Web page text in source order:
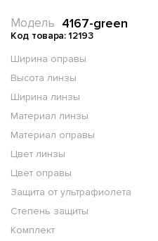
4167-green
Модель
Код товара: 12193
Ширина оправы
Высота линзы
Ширина линзы
Материал линзы
Материал оправы
Цвет линзы
Цвет оправы
Защита от ультрафиолета
Степень защиты
Комплект